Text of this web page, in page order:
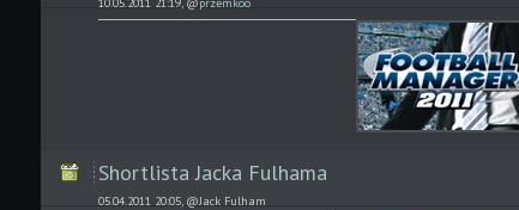
Shortlista Jacka Fulhama
05.04.2011 20:05, @Jack Fulham